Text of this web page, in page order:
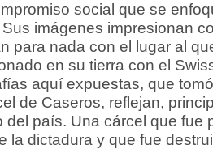
social que se
imágenes impresionan
para nada con el lugar al
en su tierra con el
aquí expuestas, que
de Caseros, reflejan,
del país. Una cárcel que fue
la dictadura y que fue